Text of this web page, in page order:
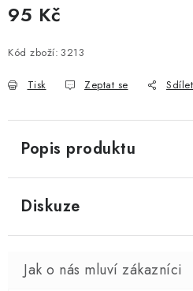
95 Kč
Kód zboží: 3213
Tisk Zeptat se Sdílet
Popis produktu
Diskuze